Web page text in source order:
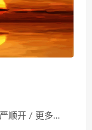
顺开 / 更多…